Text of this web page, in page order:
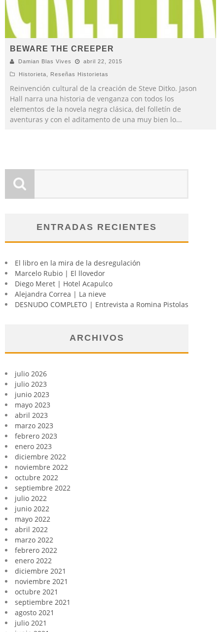
BEWARE THE CREEPER
Damian Blas Vives abril 22, 2015
Historieta Reseñas Historietas
Reinvención cultural de la creación de Steve Ditko. Jason
Hall narra una historia de venganza con todos los
elementos de la novela negra clásica, del folletín de
aventuras y con el aditamento de una muy bien lo...
ENTRADAS RECIENTES
El libro en la mira de la desregulación
Marcelo Rubio | El llovedor
Diego Meret | Hotel Acapulco
Alejandra Correa | La nieve
DESNUDO COMPLETO | Entrevista a Romina Pistolas
ARCHIVOS
julio 2026
julio 2023
junio 2023
mayo 2023
abril 2023
marzo 2023
febrero 2023
enero 2023
diciembre 2022
noviembre 2022
octubre 2022
septiembre 2022
julio 2022
junio 2022
mayo 2022
abril 2022
marzo 2022
febrero 2022
enero 2022
diciembre 2021
noviembre 2021
octubre 2021
septiembre 2021
agosto 2021
julio 2021